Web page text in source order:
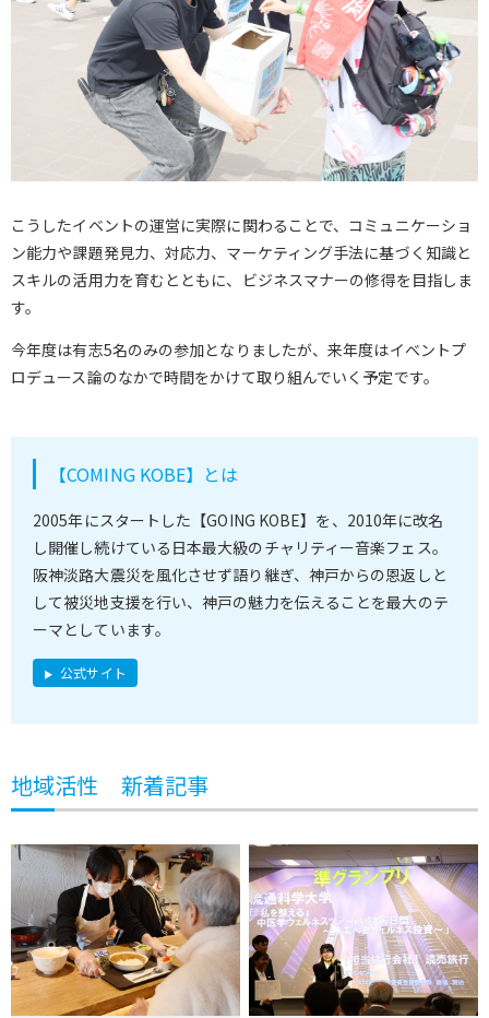
こうしたイベントの運営に実際に関わることで、コミュニケーショ
ン能力や課題発見力、対応力、マーケティング手法に基づく知識と
スキルの活用力を育むとともに、ビジネスマナーの修得を目指しま
す。
今年度は有志5名のみの参加となりましたが、来年度はイベントプ
ロデュース論のなかで時間をかけて取り組んでいく予定です。
【COMING KOBE】とは
2005年にスタートした【GOING KOBE】を、2010年に改名
し開催し続けている日本最大級のチャリティー音楽フェス。
阪神淡路大震災を風化させず語り継ぎ、神戸からの恩返しと
して被災地支援を行い、神戸の魅力を伝えることを最大のテ
ーマとしています。
公式サイト
地域活性 新着記事